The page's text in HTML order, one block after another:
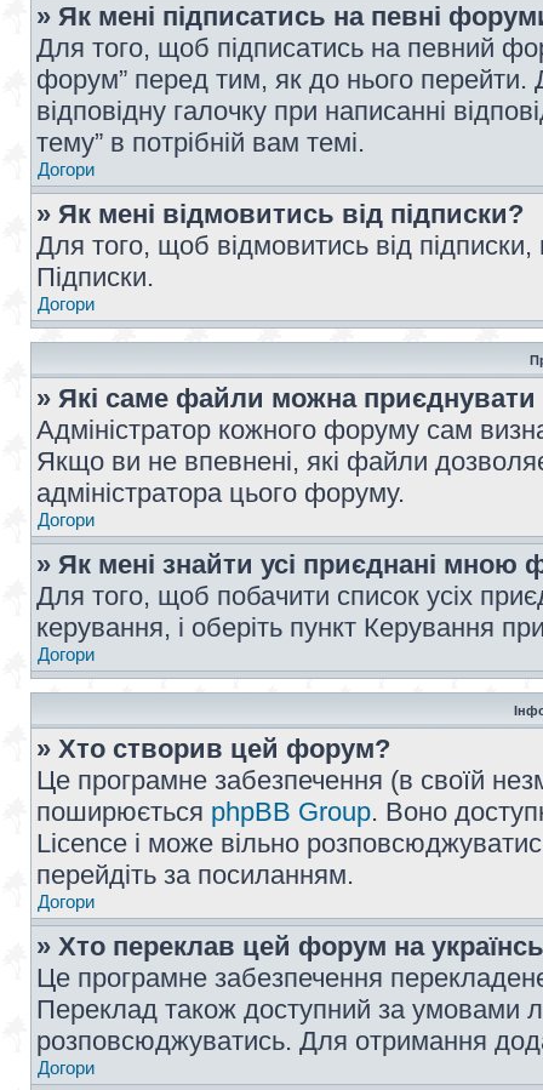
» Як мені підписатись на певні
Для того, щоб підписатись на певний
форум” перед тим, як до нього перейти.
відповідну галочку при написанні
тему” в потрібній вам темі.
Догори
» Як мені відмовитись від підписки?
Для того, щоб відмовитись від
Підписки.
Догори
» Які саме файли можна
Адміністратор кожного форуму сам
Якщо ви не впевнені, які файли
адміністратора цього форуму.
Догори
» Як мені знайти усі приєднані мною
Для того, щоб побачити список усіх
керування, і оберіть пункт Керування
Догори
» Хто створив цей форум?
Це програмне забезпечення (в своїй
поширюється phpBB Group. Воно
Licence і може вільно
перейдіть за посиланням.
Догори
» Хто переклав цей форум на
Це програмне забезпечення
Переклад також доступний за умовами
розповсюджуватись. Для отримання
Догори